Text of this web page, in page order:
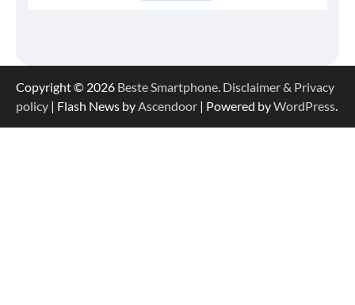
Copyright © 2026 Beste Smartphone. Disclaimer & Privacy
policy | Flash News byAscendoor | Powered byWordPress.